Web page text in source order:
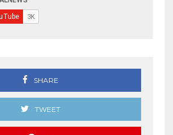
SHARE
TWEET